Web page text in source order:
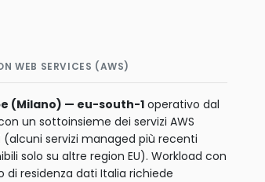
WEB SERVICES (AWS)
(Milano) — eu-south-1 operativo dal
un sottoinsieme dei servizi AWS
(alcuni servizi managed più recenti
solo su altre region EU). Workload con
di residenza dati Italia richiede